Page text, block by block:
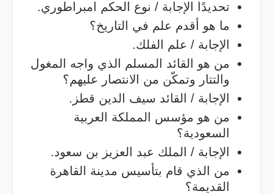
تحديدًا الإجابة / نوع الحكم امبراطوري.
ما هو أقدم علم في التاريخ؟
الإجابة / علم الفلك.
من هو القائد المسلم الذي واجه المغول
والتتار وتمكّن من الانتصار عليهم؟
الإجابة / القائد سيف الدين قطز.
من هو مؤسس المملكة العربية
السعودية؟
الإجابة / الملك عبد العزيز بن سعود.
من الذي قام بتأسيس مدينة القاهرة
القديمة؟